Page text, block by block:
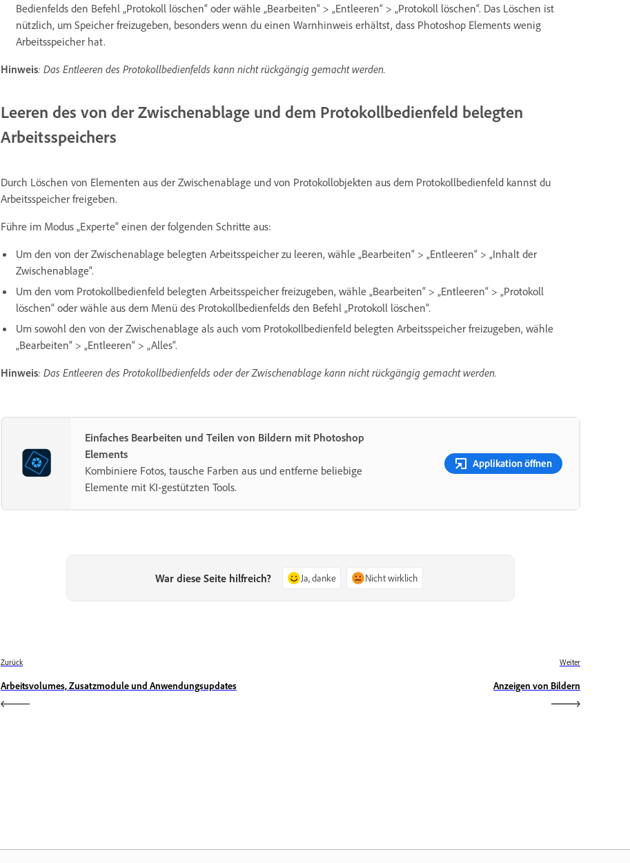
Bedienfelds den Befehl „Protokoll löschen“ oder wähle „Bearbeiten“ > „Entleeren“ > „Protokoll löschen“. Das Löschen ist
nützlich, um Speicher freizugeben, besonders wenn du einen Warnhinweis erhältst, dass Photoshop Elements wenig
Arbeitsspeicher hat.
Hinweis: Das Entleeren des Protokollbedienfelds kann nicht rückgängig gemacht werden.
Leeren des von der Zwischenablage und dem Protokollbedienfeld belegten
Arbeitsspeichers
Durch Löschen von Elementen aus der Zwischenablage und von Protokollobjekten aus dem Protokollbedienfeld kannst du
Arbeitsspeicher freigeben.
Führe im Modus „Experte“ einen der folgenden Schritte aus:
Um den von der Zwischenablage belegten Arbeitsspeicher zu leeren, wähle „Bearbeiten“ > „Entleeren“ > „Inhalt der
Zwischenablage“.
Um den vom Protokollbedienfeld belegten Arbeitsspeicher freizugeben, wähle „Bearbeiten“ > „Entleeren“ > „Protokoll
löschen“ oder wähle aus dem Menü des Protokollbedienfelds den Befehl „Protokoll löschen“.
Um sowohl den von der Zwischenablage als auch vom Protokollbedienfeld belegten Arbeitsspeicher freizugeben, wähle
„Bearbeiten“ > „Entleeren“ > „Alles“.
Hinweis: Das Entleeren des Protokollbedienfelds oder der Zwischenablage kann nicht rückgängig gemacht werden.
Einfaches Bearbeiten und Teilen von Bildern mit Photoshop
Elements
Kombiniere Fotos, tausche Farben aus und entferne beliebige
Elemente mit KI-gestützten Tools.
Applikation öffnen
War diese Seite hilfreich? Ja, danke Nicht wirklich
Zurück
Arbeitsvolumes, Zusatzmodule und Anwendungsupdates
Weiter
Anzeigen von Bildern